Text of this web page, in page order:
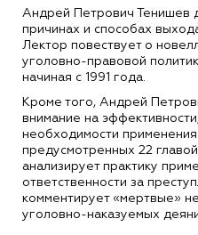
Андрей Петрович Тенишев
причинах и способах
Лектор повествует о
уголовно-правовой
начиная с 1991 года.
Кроме того, Андрей
внимание на
необходимости
предусмотренных 22
анализирует практику
ответственности за
комментирует «мертвые»
уголовно-наказуемых